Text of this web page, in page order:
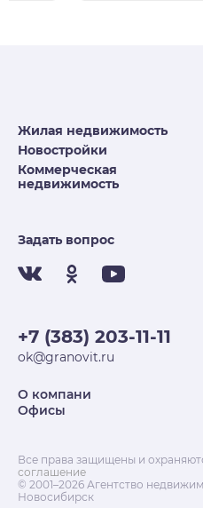
Жилая недвижимость
Новостройки
Коммерческая
недвижимость
Задать вопрос
+7 (383) 203-11-11
ok@granovit.ru
О компани
Офисы
Все права защищены и
соглашение
© 2001–2026 Агентство
Новосибирск